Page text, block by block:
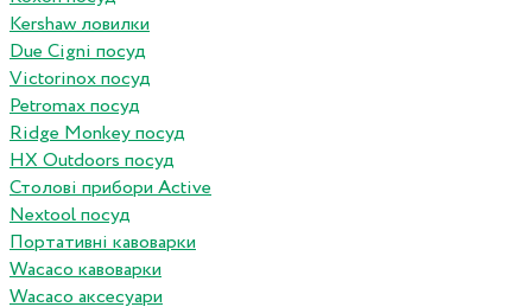
Kershaw ловилки
Due Cigni посуд
Victorinox посуд
Petromax посуд
Ridge Monkey посуд
HX Outdoors посуд
Столові прибори Active
Nextool посуд
Портативні кавоварки
Wacaco кавоварки
Wacaco аксесуари